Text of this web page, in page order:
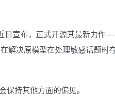
日宣布，正式开源其最新力作
解决原模型在处理敏感话题时
保持其他方面的偏见。